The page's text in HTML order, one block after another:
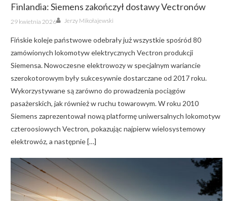
Finlandia: Siemens zakończył dostawy Vectronów
Posted
on
29 kwietnia 2026 Author
Jerzy Mikołajewski
Fińskie koleje państwowe odebrały już wszystkie spośród 80
zamówionych lokomotyw elektrycznych Vectron produkcji
Siemensa. Nowoczesne elektrowozy w specjalnym wariancie
szerokotorowym były sukcesywnie dostarczane od 2017 roku.
Wykorzystywane są zarówno do prowadzenia pociągów
pasażerskich, jak również w ruchu towarowym. W roku 2010
Siemens zaprezentował nową platformę uniwersalnych lokomotyw
czteroosiowych Vectron, pokazując najpierw wielosystemowy
elektrowóz, a następnie […]